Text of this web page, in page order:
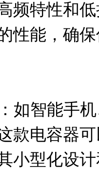
频特性和
性能，确
如智能手
款电容器
小型化设